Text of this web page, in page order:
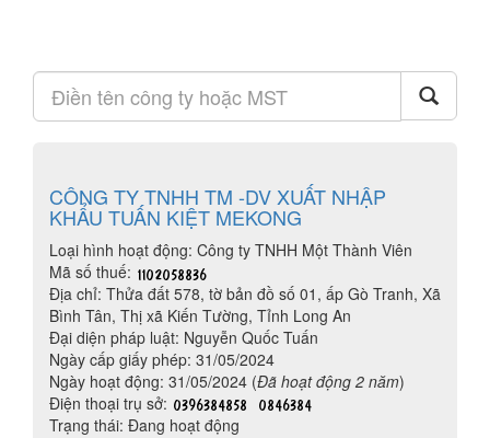
CÔNG TY TNHH TM -DV XUẤT NHẬP
KHẨU TUẤN KIỆT MEKONG
Loại hình hoạt động: Công ty TNHH Một Thành Viên
Mã số thuế:
Địa chỉ: Thửa đất 578, tờ bản đồ số 01, ấp Gò Tranh, Xã
Bình Tân, Thị xã Kiến Tường, Tỉnh Long An
Đại diện pháp luật: Nguyễn Quốc Tuấn
Ngày cấp giấy phép: 31/05/2024
Ngày hoạt động: 31/05/2024 (Đã hoạt động 2 năm)
Điện thoại trụ sở:
Trạng thái: Đang hoạt động